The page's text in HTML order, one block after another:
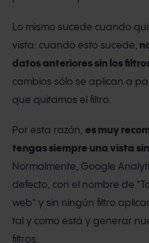
Lo mismo sucede cuando
vista: cuando esto sucede,
datos anteriores sin los
cambios sólo se aplican a
que quitamos el filtro.
Por esta razón, es muy
tengas siempre una vista
Normalmente, Google
defecto, con el nombre de
web" y sin ningún filtro
tal y como está y generar
filtros.